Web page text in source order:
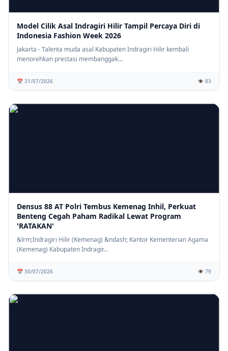
Model Cilik Asal Indragiri Hilir Tampil Percaya Diri di
Indonesia Fashion Week 2026
Jakarta - Talenta muda asal Kabupaten Indragiri Hilir kembali
menorehkan prestasi membanggak...
📅 31/07/2026 👁️ 83
Densus 88 AT Polri Tembus Kemenag Inhil, Perkuat
Benteng Cegah Paham Radikal Lewat Program
'RATAKAN'
&lrm;Indragiri Hilir (Kemenag) &ndash; Kantor Kementerian Agama
(Kemenag) Kabupaten Indragir...
📅 30/07/2026 👁️ 79